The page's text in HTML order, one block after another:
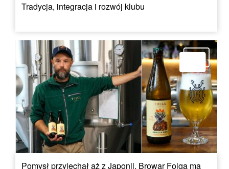
Tradycja, integracja i rozwój klubu
Pomysł przyjechał aż z Japonii. Browar Folga ma